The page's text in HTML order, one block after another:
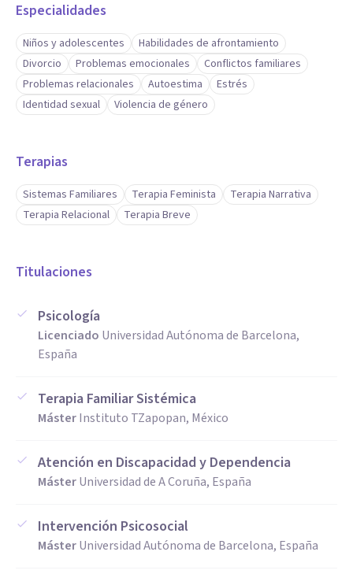
Especialidades
Niños y adolescentes
Habilidades de afrontamiento
Divorcio
Problemas emocionales
Conflictos familiares
Problemas relacionales
Autoestima
Estrés
Identidad sexual
Violencia de género
Terapias
Sistemas Familiares Terapia Feminista
Terapia Narrativa
Terapia Relacional
Terapia Breve
Titulaciones
Psicología
Licenciado Universidad Autónoma de Barcelona,
España
Terapia Familiar Sistémica
MásterInstituto TZapopan, México
Atención en Discapacidad y Dependencia
MásterUniversidad de A Coruña, España
Intervención Psicosocial
MásterUniversidad Autónoma de Barcelona, España